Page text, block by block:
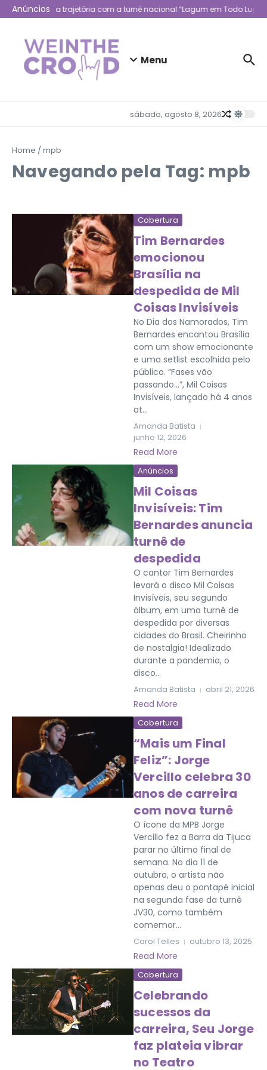
Ir para o conteúdo
Anúncios
Lagum celebra trajetória com a turnê nacional “Lagum em Todo Lugar”
Menu
sábado, agosto 8, 2026
Home /mpb
Navegando pela Tag: mpb
Cobertura
Tim Bernardes
emocionou
Brasília na
despedida de Mil
Coisas Invisíveis
No Dia dos Namorados, Tim
Bernardes encantou Brasília
com um show emocionante
e uma setlist escolhida pelo
público. “Fases vão
passando…”, Mil Coisas
Invisíveis, lançado há 4 anos
at...
Amanda Batista
junho 12, 2026
Read More
Anúncios
Mil Coisas
Invisíveis: Tim
Bernardes anuncia
turnê de
despedida
O cantor Tim Bernardes
levará o disco Mil Coisas
Invisíveis, seu segundo
álbum, em uma turnê de
despedida por diversas
cidades do Brasil. Cheirinho
de nostalgia! Idealizado
durante a pandemia, o
disco...
Amanda Batista abril 21, 2026
Read More
Cobertura
“Mais um Final
Feliz”: Jorge
Vercillo celebra 30
anos de carreira
com nova turnê
O ícone da MPB Jorge
Vercillo fez a Barra da Tijuca
parar no último final de
semana. No dia 11 de
outubro, o artista não
apenas deu o pontapé inicial
na segunda fase da turnê
JV30, como também
comemor...
Carol Telles outubro 13, 2025
Read More
Cobertura
Celebrando
sucessos da
carreira, Seu Jorge
faz plateia vibrar
no Teatro